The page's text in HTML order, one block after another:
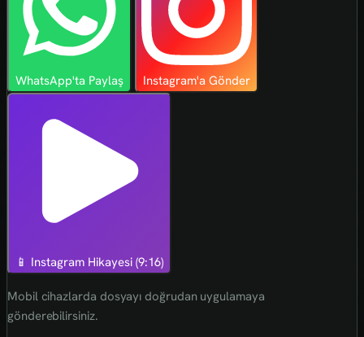
WhatsApp'ta Paylaş Instagram'a Gönder
📱 Instagram Hikayesi (9:16)
Mobil cihazlarda dosyayı doğrudan uygulamaya
gönderebilirsiniz.